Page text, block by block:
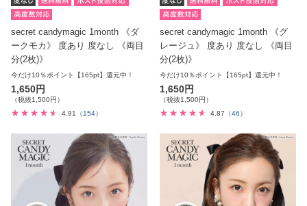
secret candymagic 1month 《ダ
ークモカ》 度あり 度なし 《両目
分(2枚)》
今だけ10％ポイント【165pt】還元中！
1,650円
（税抜1,500円）
4.91 （154）
secret candymagic 1month 《グ
レージュ》 度あり 度なし 《両目
分(2枚)》
今だけ10％ポイント【165pt】還元中！
1,650円
（税抜1,500円）
4.87
（46）